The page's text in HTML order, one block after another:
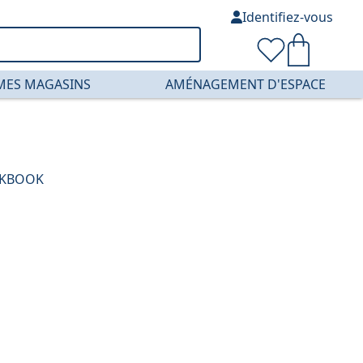
MAGASINS AMÉNAGEMENT D'ESPACE
Identifiez-vous